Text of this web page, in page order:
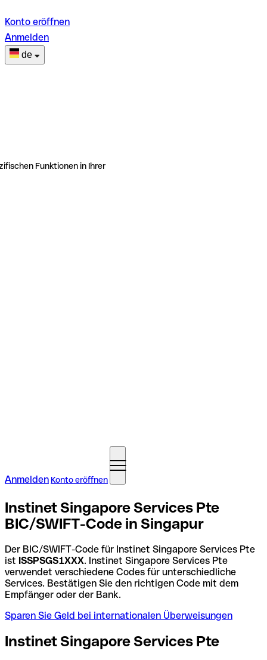
Konto eröffnen
Anmelden
de
Funktionen in Ihrer
Anmelden Konto eröffnen
Instinet Singapore Services Pte
BIC/SWIFT-Code in Singapur
Der BIC/SWIFT-Code für Instinet Singapore Services Pte
ist ISSPSGS1XXX. Instinet Singapore Services Pte
verwendet verschiedene Codes für unterschiedliche
Services. Bestätigen Sie den richtigen Code mit dem
Empfänger oder der Bank.
Sparen Sie Geld bei internationalen Überweisungen
Instinet Singapore Services Pte